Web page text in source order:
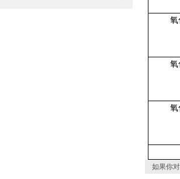
氧
氧
氧
如果你对